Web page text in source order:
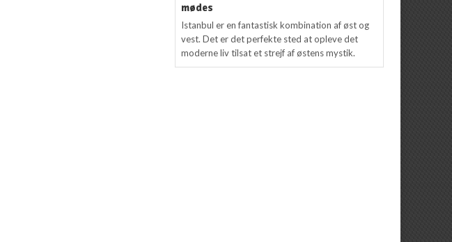
mødes
Istanbul er en fantastisk kombination af øst og
vest. Det er det perfekte sted at opleve det
moderne liv tilsat et strejf af østens mystik.